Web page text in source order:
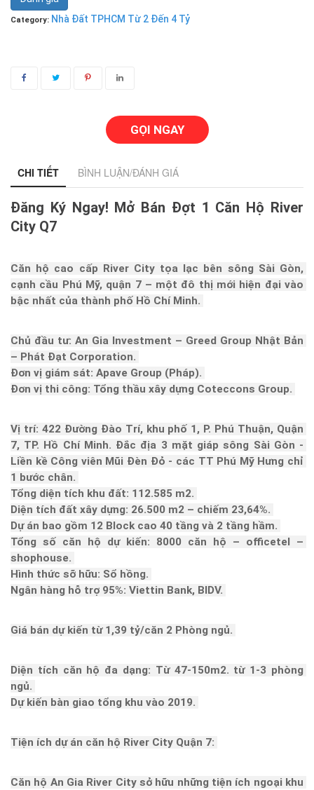
Category: Nhà Đất TPHCM Từ 2 Đến 4 Tỷ
GỌI NGAY
CHI TIẾT BÌNH LUẬN/ĐÁNH GIÁ
Đăng Ký Ngay! Mở Bán Đợt 1 Căn Hộ River
City Q7
Căn hộ cao cấp River City tọa lạc bên sông Sài Gòn,
cạnh cầu Phú Mỹ, quận 7 – một đô thị mới hiện đại vào
bậc nhất của thành phố Hồ Chí Minh.
Chủ đầu tư: An Gia Investment – Greed Group Nhật Bản
– Phát Đạt Corporation.
Đơn vị giám sát: Apave Group (Pháp).
Đơn vị thi công: Tổng thầu xây dựng Coteccons Group.
Vị trí: 422 Đường Đào Trí, khu phố 1, P. Phú Thuận, Quận
7, TP. Hồ Chí Minh. Đắc địa 3 mặt giáp sông Sài Gòn -
Liền kề Công viên Mũi Đèn Đỏ - các TT Phú Mỹ Hưng chỉ
1 bước chân.
Tổng diện tích khu đất: 112.585 m2.
Diện tích đất xây dựng: 26.500 m2 – chiếm 23,64%.
Dự án bao gồm 12 Block cao 40 tầng và 2 tầng hầm.
Tổng số căn hộ dự kiến: 8000 căn hộ – officetel –
shophouse.
Hình thức sỡ hữu: Sổ hồng.
Ngân hàng hỗ trợ 95%: Viettin Bank, BIDV.
Giá bán dự kiến từ 1,39 tỷ/căn 2 Phòng ngủ.
Diện tích căn hộ đa dạng: Từ 47-150m2. từ 1-3 phòng
ngủ.
Dự kiến bàn giao tổng khu vào 2019.
Tiện ích dự án căn hộ River City Quận 7:
Căn hộ An Gia River City sở hữu những tiện ích ngoại khu